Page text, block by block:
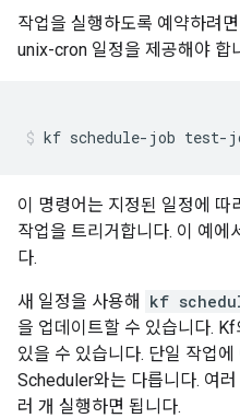
작업을 실행하도록 예약하려면
unix-cron 일정을 제공해야 합
kf schedule-job test-
이 명령어는 지정된 일정에 따
작업을 트리거합니다. 이 예에
다.
새 일정을 사용해 kf
을 업데이트할 수 있습니다.
있을 수 있습니다. 단일 작업
Scheduler와는 다릅니다. 여
러 개 실행하면 됩니다.